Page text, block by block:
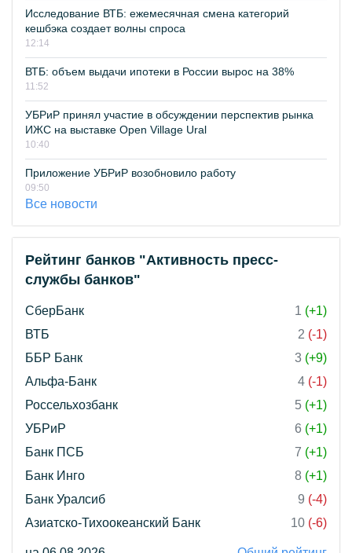
Исследование ВТБ: ежемесячная смена категорий
кешбэка создает волны спроса
12:14
ВТБ: объем выдачи ипотеки в России вырос на 38%
11:52
УБРиР принял участие в обсуждении перспектив рынка
ИЖС на выставке Open Village Ural
10:40
Приложение УБРиР возобновило работу
09:50
Все новости
Рейтинг банков "Активность пресс-
службы банков"
СберБанк 1 (+1)
ВТБ
2 (-1)
ББР Банк
3 (+9)
Альфа-Банк
4 (-1)
Россельхозбанк
5 (+1)
УБРиР
6 (+1)
Банк ПСБ
7 (+1)
Банк Инго
8 (+1)
Банк Уралсиб
9 (-4)
Азиатско-Тихоокеанский Банк
10 (-6)